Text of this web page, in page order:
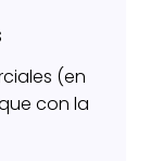
(en
con la